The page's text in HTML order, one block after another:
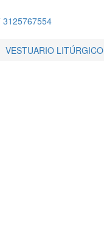
3125767554
VESTUARIO LITÚRGICO